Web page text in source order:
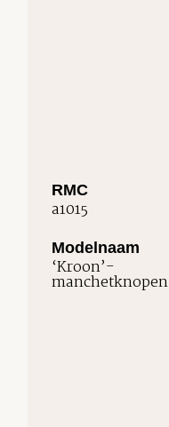
RMC
a1015
Modelnaam
‘Kroon’-
manchetknopen